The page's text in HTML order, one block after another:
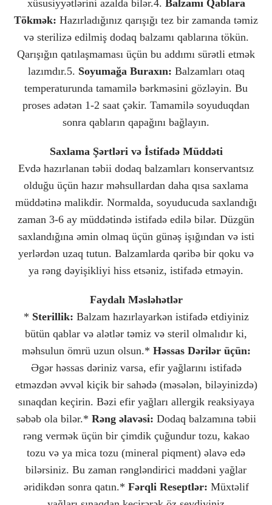
xüsusiyyətlərini azalda bilər.4. Balzamı Qablara
Tökmək: Hazırladığınız qarışığı tez bir zamanda təmiz
və sterilizə edilmiş dodaq balzamı qablarına tökün.
Qarışığın qatılaşmaması üçün bu addımı sürətli etmək
lazımdır.5. Soyumağa Buraxın: Balzamları otaq
temperaturunda tamamilə bərkməsini gözləyin. Bu
proses adətən 1-2 saat çəkir. Tamamilə soyuduqdan
sonra qabların qapağını bağlayın.
Saxlama Şərtləri və İstifadə Müddəti
Evdə hazırlanan təbii dodaq balzamları konservantsız
olduğu üçün hazır məhsullardan daha qısa saxlama
müddətinə malikdir. Normalda, soyuducuda saxlandığı
zaman 3-6 ay müddətində istifadə edilə bilər. Düzgün
saxlandığına əmin olmaq üçün günəş işığından və isti
yerlərdən uzaq tutun. Balzamlarda qəribə bir qoku və
ya rəng dəyişikliyi hiss etsəniz, istifadə etməyin.
Faydalı Məsləhətlər
* Sterillik: Balzam hazırlayarkən istifadə etdiyiniz
bütün qablar və alətlər təmiz və steril olmalıdır ki,
məhsulun ömrü uzun olsun.* Həssas Dərilər üçün:
Əgər həssas dəriniz varsa, efir yağlarını istifadə
etməzdən əvvəl kiçik bir sahədə (məsələn, biləyinizdə)
sınaqdan keçirin. Bəzi efir yağları allergik reaksiyaya
səbəb ola bilər.* Rəng əlavəsi: Dodaq balzamına təbii
rəng vermək üçün bir çimdik çuğundur tozu, kakao
tozu və ya mica tozu (mineral piqment) əlavə edə
bilərsiniz. Bu zaman rəngləndirici maddəni yağlar
əridikdən sonra qatın.* Fərqli Reseptlər: Müxtəlif